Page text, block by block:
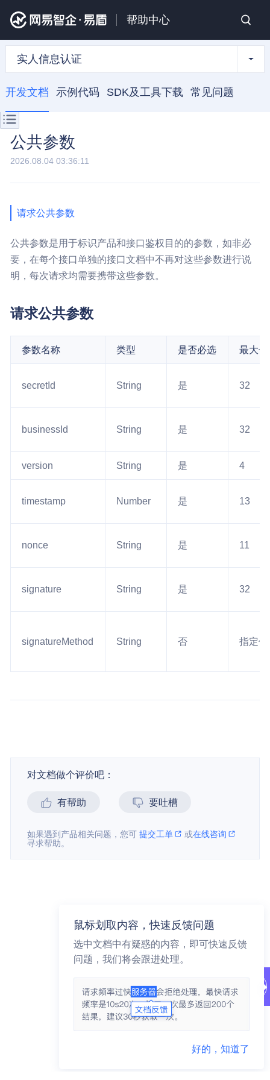
帮助中心
实人信息认证
开发文档 示例代码 SDK及工具下载 常见问题
公共参数
2026.08.04 03:36:11
请求公共参数
公共参数是用于标识产品和接口鉴权目的的参数，如非必
要，在每个接口单独的接口文档中不再对这些参数进行说
明，每次请求均需要携带这些参数。
请求公共参数
参数名称 类型 是否必选 最大
secretId String 是 32
businessId String 是 32
version String 是 4
timestamp Number 是 13
nonce String 是 11
signature String 是 32
signatureMethod String 否 指定
对文档做个评价吧：
有帮助 要吐槽
如果遇到产品相关问题，您可提交工单 或在线咨询
寻求帮助。
鼠标划取内容，快速反馈问题
选中文档中有疑惑的内容，即可快速反馈
问题，我们将会跟进处理。
好的，知道了